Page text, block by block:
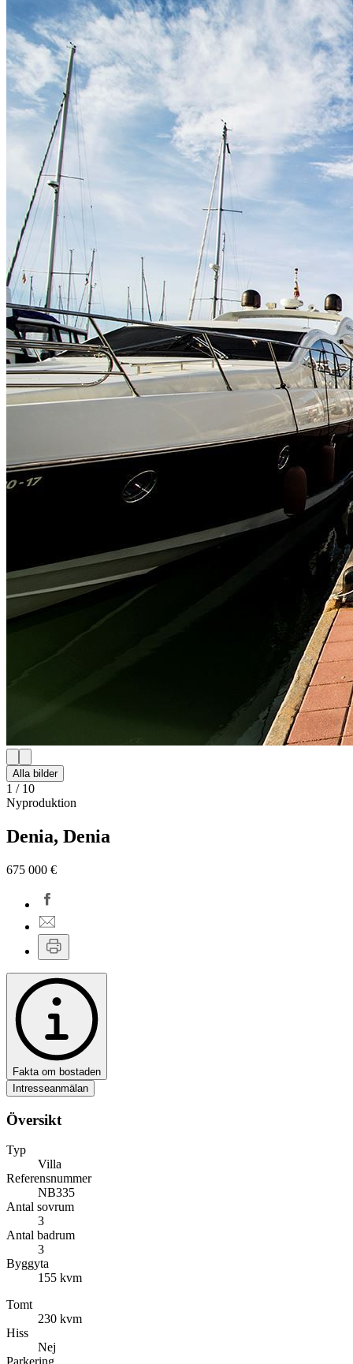
Alla bilder
1 / 10
Nyproduktion
Denia, Denia
675 000 €
Fakta om bostaden
Intresseanmälan
Översikt
Typ
Villa
Referensnummer
NB335
Antal sovrum
3
Antal badrum
3
Byggyta
155 kvm
Tomt
230 kvm
Hiss
Nej